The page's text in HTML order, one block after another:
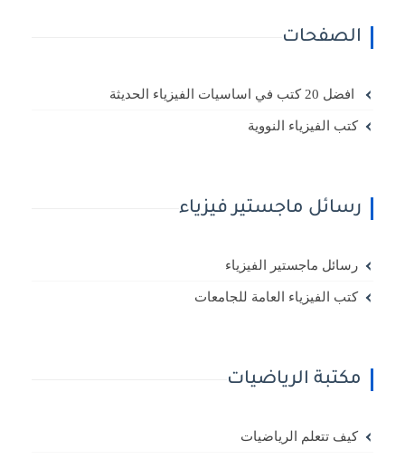
الصفحات
افضل 20 كتب في اساسيات الفيزياء الحديثة
كتب الفيزياء النووية
رسائل ماجستير فيزياء
رسائل ماجستير الفيزياء
كتب الفيزياء العامة للجامعات
مكتبة الرياضيات
كيف تتعلم الرياضيات